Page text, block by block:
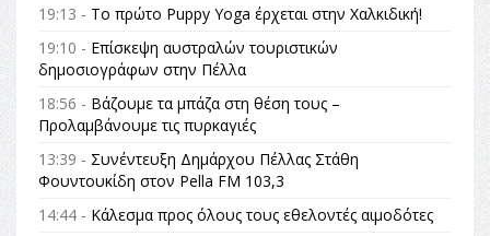
19:13 - Το πρώτο Puppy Yoga έρχεται στην Χαλκιδική!
19:10 - Επίσκεψη αυστραλών τουριστικών
δημοσιογράφων στην Πέλλα
18:56 - Βάζουμε τα μπάζα στη θέση τους –
Προλαμβάνουμε τις πυρκαγιές
13:39 - Συνέντευξη Δημάρχου Πέλλας Στάθη
Φουντουκίδη στον Pella FM 103,3
14:44 - Κάλεσμα προς όλους τους εθελοντές αιμοδότες